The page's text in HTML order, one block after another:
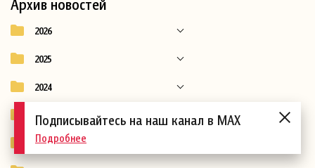
Архив новостей
2026
2025
2024
2023
2022
Подписывайтесь на наш канал в MAX
Подробнее